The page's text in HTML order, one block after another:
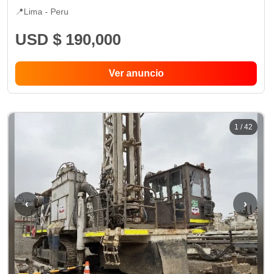
📍Lima - Peru
USD $ 190,000
Ver anuncio
‹ ›
1 /42